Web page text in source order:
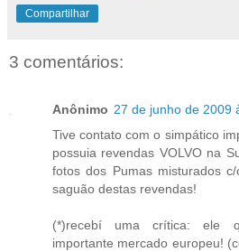
Compartilhar
3 comentários:
Anônimo 27 de junho de 2009
Tive contato com o simpático
possuia revendas VOLVO na
fotos dos Pumas misturados
saguão destas revendas!
(*)recebí uma crítica: ele
importante mercado europeu!